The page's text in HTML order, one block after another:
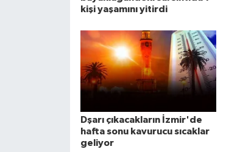
kişi yaşamını yitirdi
Dşarı çıkacakların İzmir'de
hafta sonu kavurucu sıcaklar
geliyor